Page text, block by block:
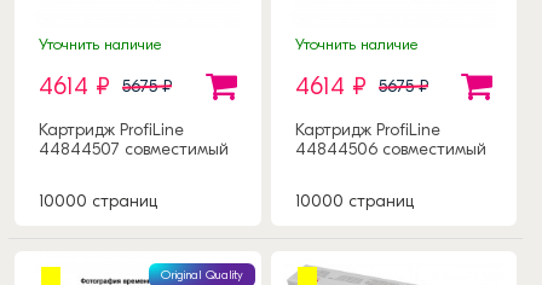
Уточнить наличие
4614 ₽ 5675 ₽
Картридж ProfiLine
44844507 совместимый
10000 страниц
Уточнить наличие
4614 ₽ 5675 ₽
Картридж ProfiLine
44844506 совместимый
10000 страниц
Original Quality